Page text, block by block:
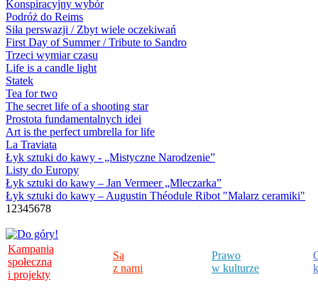
Konspiracyjny wybór
Podróż do Reims
Siła perswazji / Zbyt wiele oczekiwań
First Day of Summer / Tribute to Sandro
Trzeci wymiar czasu
Life is a candle light
Statek
Tea for two
The secret life of a shooting star
Prostota fundamentalnych idei
Art is the perfect umbrella for life
La Traviata
Łyk sztuki do kawy - „Mistyczne Narodzenie”
Listy do Europy
Łyk sztuki do kawy – Jan Vermeer „Mleczarka”
Łyk sztuki do kawy – Augustin Théodule Ribot "Malarz ceramiki"
1 2345678
Kampania
społeczna
i projekty
Są
z nami
Prawo
w kulturze